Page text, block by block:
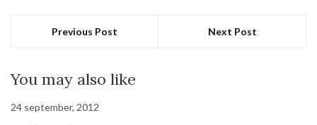
Previous Post Next Post
You may also like
24 september, 2012